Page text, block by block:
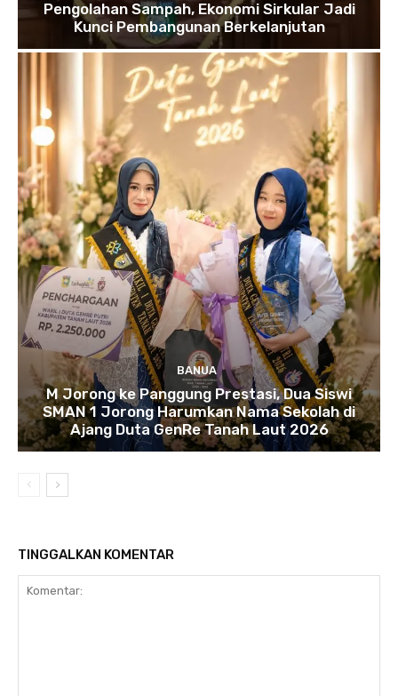
Pengolahan Sampah, Ekonomi Sirkular Jadi
Kunci Pembangunan Berkelanjutan
BANUA
M Jorong ke Panggung Prestasi, Dua Siswi
SMAN 1 Jorong Harumkan Nama Sekolah di
Ajang Duta GenRe Tanah Laut 2026
TINGGALKAN KOMENTAR